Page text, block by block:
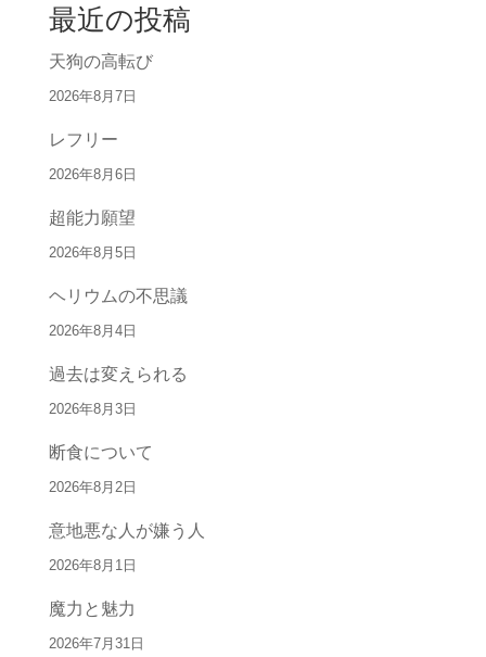
最近の投稿
天狗の高転び
2026年8月7日
レフリー
2026年8月6日
超能力願望
2026年8月5日
ヘリウムの不思議
2026年8月4日
過去は変えられる
2026年8月3日
断食について
2026年8月2日
意地悪な人が嫌う人
2026年8月1日
魔力と魅力
2026年7月31日